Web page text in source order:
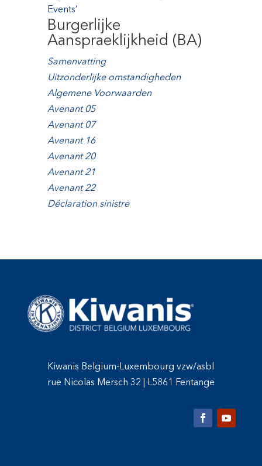
Events’
Burgerlijke
Aanspraeklijkheid (BA)
Samenvatting
Uitzonderlijke omstandigheden
Algemene Voorwaarden
Avenant 05
Avenant 07
Avenant 16
Avenant 20
Avenant 21
Avenant 22
Déclaration sinistre
Kiwanis Belgium-Luxembourg vzw/asbl
rue Nicolas Mersch 32
L5861 Fentange